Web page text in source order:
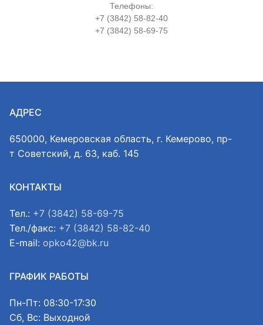
Телефоны:
+7 (3842) 58-82-40
+7 (3842) 58-69-75
АДРЕС
650000, Кемеровская область, г. Кемерово, пр-
т Советский, д. 63, каб. 145
КОНТАКТЫ
Тел.: +7 (3842) 58-69-75
Тел./факс: +7 (3842) 58-82-40
E-mail: opko42@bk.ru
ГРАФИК РАБОТЫ
Пн-Пт: 08:30-17:30
Сб, Вс: Выходной